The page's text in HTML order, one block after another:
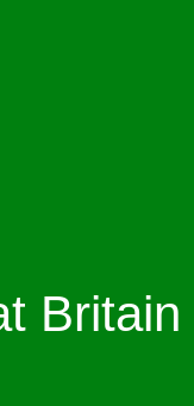
Britain